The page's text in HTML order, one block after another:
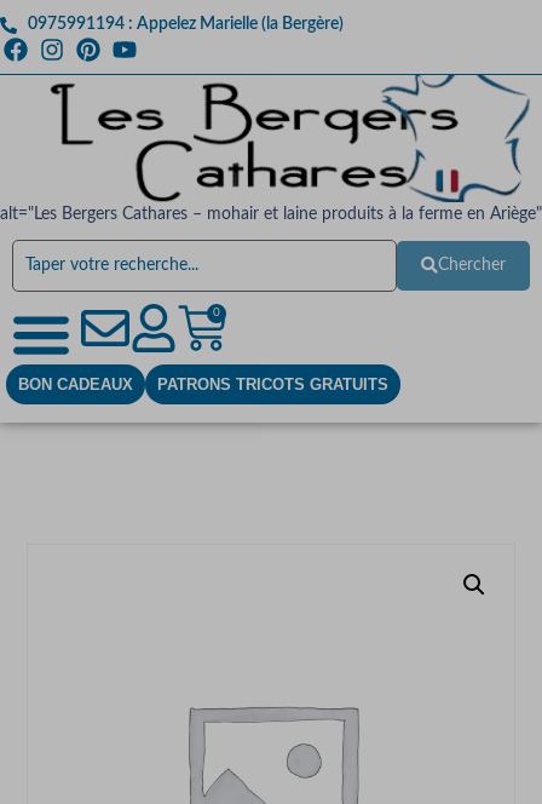
0975991194 : Appelez Marielle (la Bergère)
alt="Les Bergers Cathares – mohair et laine produits à la ferme en Ariège"
Chercher
0
BON CADEAUX PATRONS TRICOTS GRATUITS